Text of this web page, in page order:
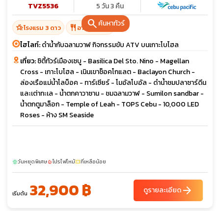
searchค้นหาทัวร์
TVZ5536
5 วัน 3 คืน
hotel_classโรงแรม 3 ดาว restaurant อาหาร 11 มื้อ
ไฮไลท์:ดำน้ำกับฉลามวาฬ กิจกรรมขับ ATV บนเกาะโบโฮล
เที่ยว:ซิตี้ทัวร์เมืองเซบู - Basilica Del Sto. Nino - Magellan
Cross - เกาะโบโฮล - เนินเขาช็อคโกแลต - Baclayon Church -
ล่องเรือแม่น้ำโลบ็อค - ทาร์เซียร์ - โมอัลโบอัล - ดำน้ำชมปลาซาร์ดีน
และเต่าทะเล - น้ำตกคาวาซาน - ชมฉลามวาฬ - Sumilon sandbar -
น้ำตกตูมาล็อก - Temple of Leah - TOPS Cebu - 10,000 LED
Roses - ห้าง SM Seaside
sunnyวันหยุดพิเศษlocal_fire_departmentโปรไฟไหม้confirmation_numberที่เหลือน้อย
เริ่มต้น 32,900 ฿ ดูรายละเอียดarrow_forward